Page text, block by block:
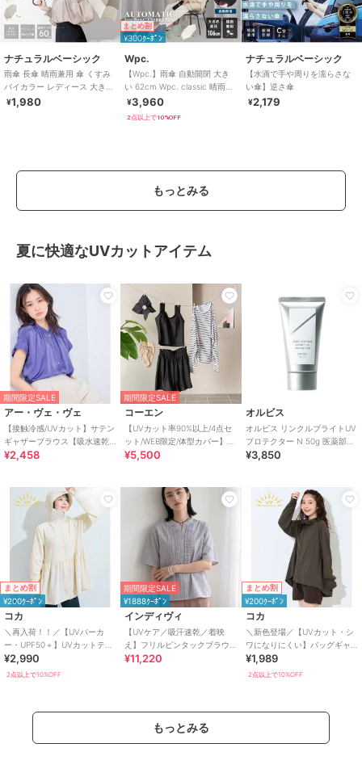
ナチュラルベーシック
雨傘 長傘 晴雨兼用 傘 くすみ
バイカラー レディース 大き目
軽量 耐風 丈夫 ジャンプ式
¥1,980
まとめ割
¥300ｸｰﾎﾟﾝ
Wpc.
【Wpc.】雨傘 自動開閉 大き
い 62cm Wpc. classic 晴雨兼
用 メンズ 折り畳み傘
¥3,960
2点以上で10%OFF
ナチュラルベーシック
【水滴で手や周りを濡らさな
い傘】逆さ傘
¥2,179
もっとみる
夏に快適なUVカットアイテム
期間限定SALE
アー・ヴェ・ヴェ
【接触冷感/UVカット】サテン
ギャザーブラウス【吸水速乾/
イージーケア】
¥2,458
期間限定SALE
コーエン
【UVカット率90%以上/4点セ
ット/WEB限定/体型カバー】シ
ュシュ付きアソートスイムウ
¥5,500
オルビス
オルビス リンクルブライトUV
プロテクター N 50g 医薬部外
品（顔用日焼け止め）
¥3,850
まとめ割
¥200ｸｰﾎﾟﾝ
コカ
＼再入荷！！／【UVパーカ
ー・UPF50＋】UVカットティ
アードパーカー 全4色
¥2,990
2点以上で10%OFF
期間限定SALE
¥1888ｸｰﾎﾟﾝ
インディヴィ
【UVケア／吸汗速乾／着映
え】フリルピンタックブラウ
ス
¥11,220
まとめ割
¥200ｸｰﾎﾟﾝ
コカ
＼新色登場／【UVカット・シ
ワになりにくい】バッグギャ
ザーUVパーカー 全4色
¥1,989
2点以上で10%OFF
もっとみる